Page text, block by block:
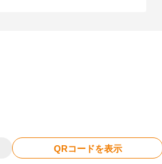
QRコードを表示